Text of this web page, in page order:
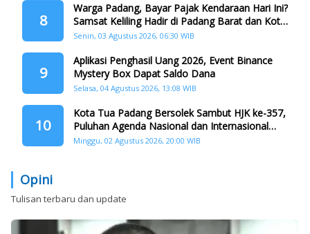
8
Warga Padang, Bayar Pajak Kendaraan Hari Ini?
Samsat Keliling Hadir di Padang Barat dan Koto
Tangah
Senin, 03 Agustus 2026, 06:30 WIB
9
Aplikasi Penghasil Uang 2026, Event Binance
Mystery Box Dapat Saldo Dana
Selasa, 04 Agustus 2026, 13:08 WIB
10
Kota Tua Padang Bersolek Sambut HJK ke-357,
Puluhan Agenda Nasional dan Internasional
Siap Digelar
Minggu, 02 Agustus 2026, 20:00 WIB
Opini
Tulisan terbaru dan update